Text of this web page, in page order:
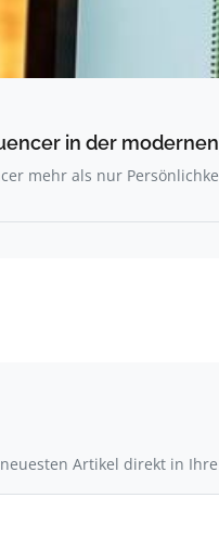
in der
mehr als nur
Artikel direkt in